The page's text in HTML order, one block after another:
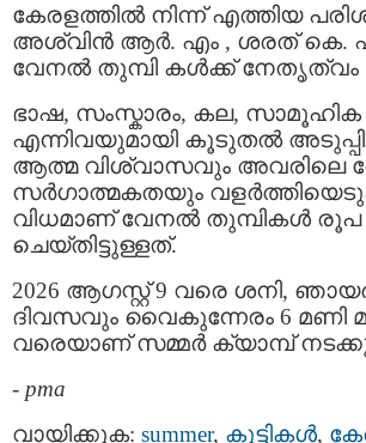
കേരളത്തിൽ നിന്ന് എത്തിയ
അശ്വിൻ ആർ. എം , ശരത് കെ.
വേനൽ തുമ്പി കൾക്ക്
ഭാഷ, സംസ്കാരം, കല,
എന്നിവയുമായി കൂടുതൽ
ആത്മ വിശ്വാസവും അവരിലെ
സർഗാത്മകതയും
വിധമാണ് വേനൽ തുമ്പികൾ രൂപ
ചെയ്തിട്ടുള്ളത്.
2026 ആഗസ്റ്റ് 9 വരെ ശനി,
ദിവസവും വൈകുന്നേരം 6 മണി
വരെയാണ് സമ്മർ ക്യാമ്പ്
- pma
വായിക്കുക: summer, കുട്ടികള്‍,